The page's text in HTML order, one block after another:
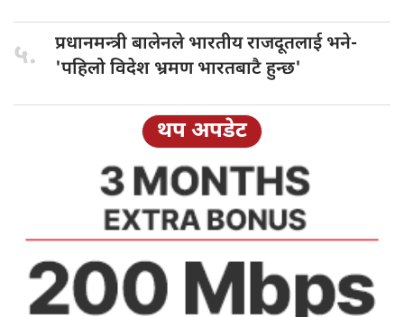
५. प्रधानमन्त्री बालेनलेभारतीय राजदूतलाई भने-
'पहिलो विदेश भ्रमण भारतबाटै हुन्छ'
थप अपडेट